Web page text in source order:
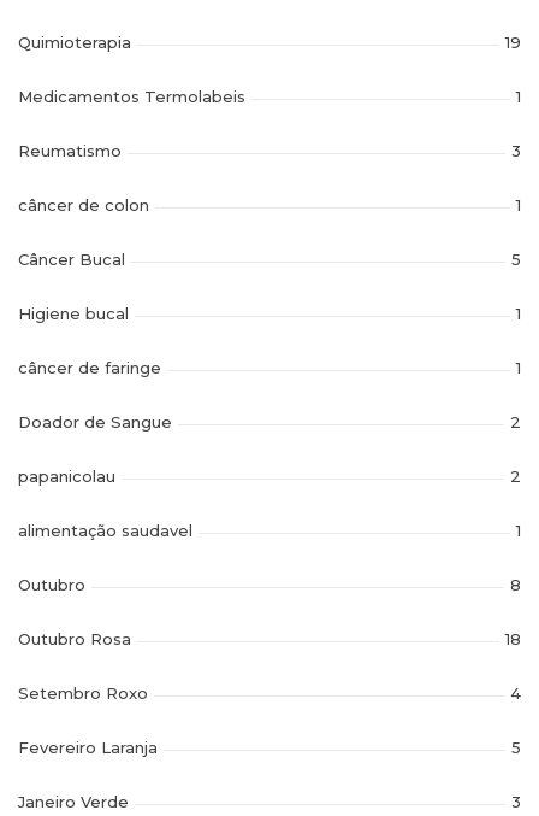
Quimioterapia 19
Medicamentos Termolabeis 1
Reumatismo 3
câncer de colon 1
Câncer Bucal 5
Higiene bucal 1
câncer de faringe 1
Doador de Sangue 2
papanicolau 2
alimentação saudavel 1
Outubro 8
Outubro Rosa 18
Setembro Roxo 4
Fevereiro Laranja 5
Janeiro Verde 3